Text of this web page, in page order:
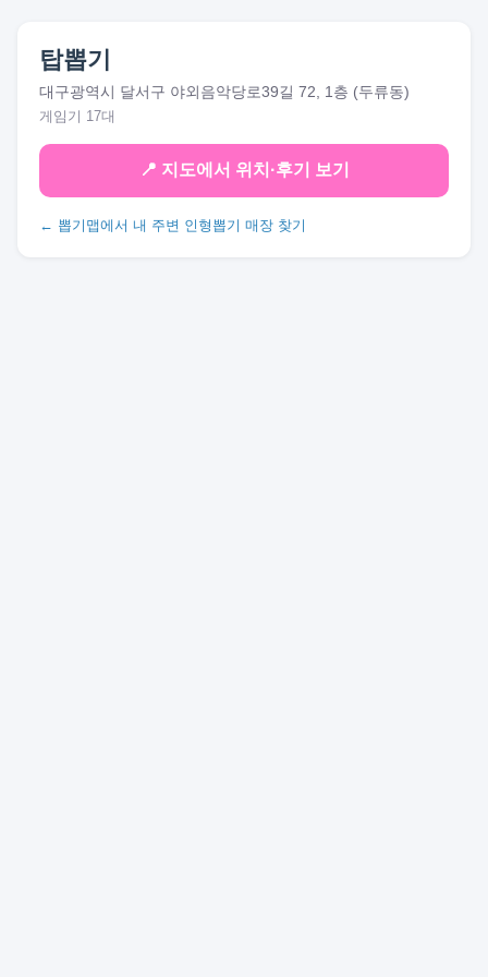
탑뽑기
대구광역시 달서구 야외음악당로39길 72, 1층 (두류동)
게임기 17대
📍 지도에서 위치·후기 보기
← 뽑기맵에서 내 주변 인형뽑기 매장 찾기